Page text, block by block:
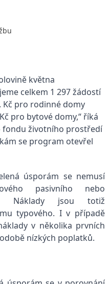
května
celkem 1 297 žádostí
Kč pro rodinné domy
pro bytové domy,“ říká
fondu životního prostředí
se program otevřel
úsporám se nemusí
pasivního nebo
Náklady jsou totiž
typového. I v případě
v několika prvních
nízkých poplatků.